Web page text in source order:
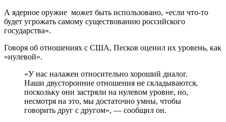
А ядерное оружие может быть использовано, «если что-то
будет угрожать самому существованию российского
государства».
Говоря об отношениях с США, Песков оценил их уровень, как
«нулевой».
«У нас налажен относительно хороший диалог.
Наши двусторонние отношения не складываются,
поскольку они застряли на нулевом уровне, но,
несмотря на это, мы достаточно умны, чтобы
говорить друг с другом», — сообщил он.